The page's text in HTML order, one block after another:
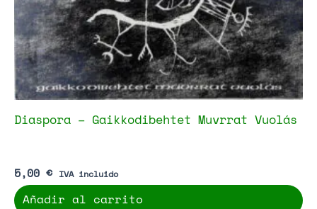
Diaspora – Gaikkodibehtet Muvrrat Vuolás
5,00 € IVA incluido
Añadir al carrito